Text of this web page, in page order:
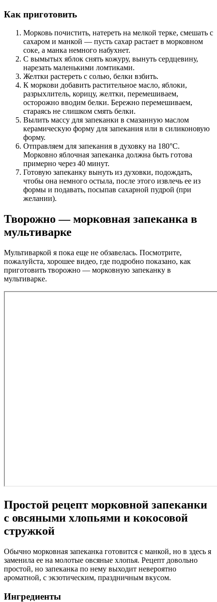
Как приготовить
Морковь почистить, натереть на мелкой терке, смешать с
сахаром и манкой — пусть сахар растает в морковном
соке, а манка немного набухнет.
С вымытых яблок снять кожуру, вынуть сердцевину,
нарезать маленькими ломтиками.
Желтки растереть с солью, белки взбить.
К моркови добавить растительное масло, яблоки,
разрыхлитель, корицу, желтки, перемешиваем,
осторожно вводим белки. Бережно перемешиваем,
стараясь не слишком смять белки.
Вылить массу для запеканки в смазанную маслом
керамическую форму для запекания или в силиконовую
форму.
Отправляем для запекания в духовку на 180°С.
Морковно яблочная запеканка должна быть готова
примерно через 40 минут.
Готовую запеканку вынуть из духовки, подождать,
чтобы она немного остыла, после этого извлечь ее из
формы и подавать, посыпав сахарной пудрой (при
желании).
Творожно — морковная запеканка в
мультиварке
Мультиваркой я пока еще не обзавелась. Посмотрите,
пожалуйста, хорошее видео, где подробно показано, как
приготовить творожно — морковную запеканку в
мультиварке.
Простой рецепт морковной запеканки
с овсяными хлопьями и кокосовой
стружкой
Обычно морковная запеканка готовится с манкой, но в здесь я
заменила ее на молотые овсяные хлопья. Рецепт довольно
простой, но запеканка по нему выходит невероятно
ароматной, с экзотическим, праздничным вкусом.
Ингредиенты